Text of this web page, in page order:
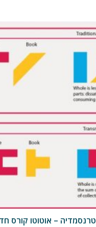
טרנסמדיה – אוטוטו קורס